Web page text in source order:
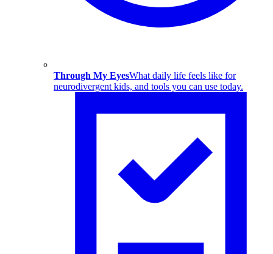
Through My EyesWhat daily life feels like for
neurodivergent kids, and tools you can use today.